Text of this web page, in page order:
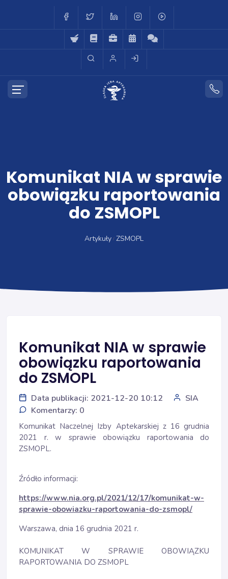
Komunikat NIA w sprawie
obowiązku raportowania
do ZSMOPL
Artykuły ZSMOPL
Komunikat NIA w sprawie
obowiązku raportowania
do ZSMOPL
Data publikacji: 2021-12-20 10:12
SIA
Komentarzy: 0
Komunikat Naczelnej Izby Aptekarskiej z 16 grudnia
2021 r. w sprawie obowiązku raportowania do
ZSMOPL.
Źródło informacji:
https://www.nia.org.pl/2021/12/17/komunikat-w-
sprawie-obowiazku-raportowania-do-zsmopl/
Warszawa, dnia 16 grudnia 2021 r.
KOMUNIKAT W SPRAWIE OBOWIĄZKU
RAPORTOWANIA DO ZSMOPL